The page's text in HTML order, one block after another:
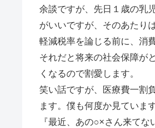
余談ですが、先日１歳の乳
がいいですが、そのあたり
軽減税率を論じる前に、消
それだと将来の社会保障が
くなるので割愛します。
笑い話ですが、医療費一割
ます。僕も何度か見ていま
『最近、あの○×さん来てな